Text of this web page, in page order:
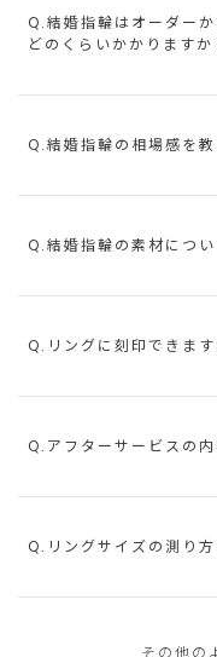
Q.結婚指輪はオーダー
どのくらいかかりますか
Q.結婚指輪の相場感を教
Q.結婚指輪の素材につい
Q.リングに刻印できます
Q.アフターサービスの内
Q.リングサイズの測り方